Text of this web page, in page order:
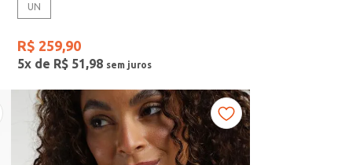
UN
R$ 259,90
5x de R$ 51 ,98